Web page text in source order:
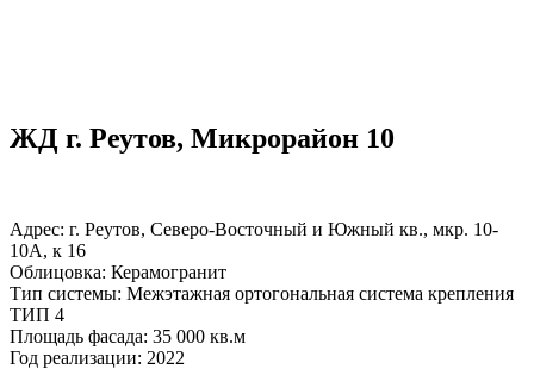
ЖД г. Реутов, Микрорайон 10
Адрес: г. Реутов, Северо-Восточный и Южный кв., мкр. 10-
10А, к 16
Облицовка: Керамогранит
Тип системы: Межэтажная ортогональная система крепления
ТИП 4
Площадь фасада: 35 000 кв.м
Год реализации: 2022